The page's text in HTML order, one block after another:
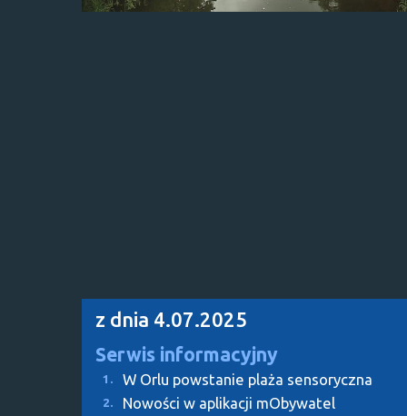
z dnia 4.07.2025
Serwis informacyjny
1. W Orlu powstanie plaża sensoryczna
2. Nowości w aplikacji mObywatel